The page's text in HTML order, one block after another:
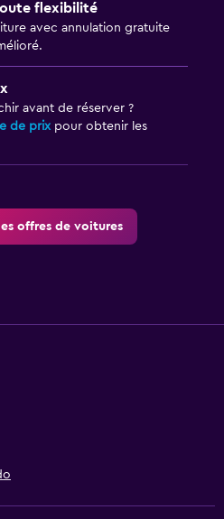
flexibilité
avec annulation gratuite
avant de réserver ?
de prixpour obtenir les
offres de voitures